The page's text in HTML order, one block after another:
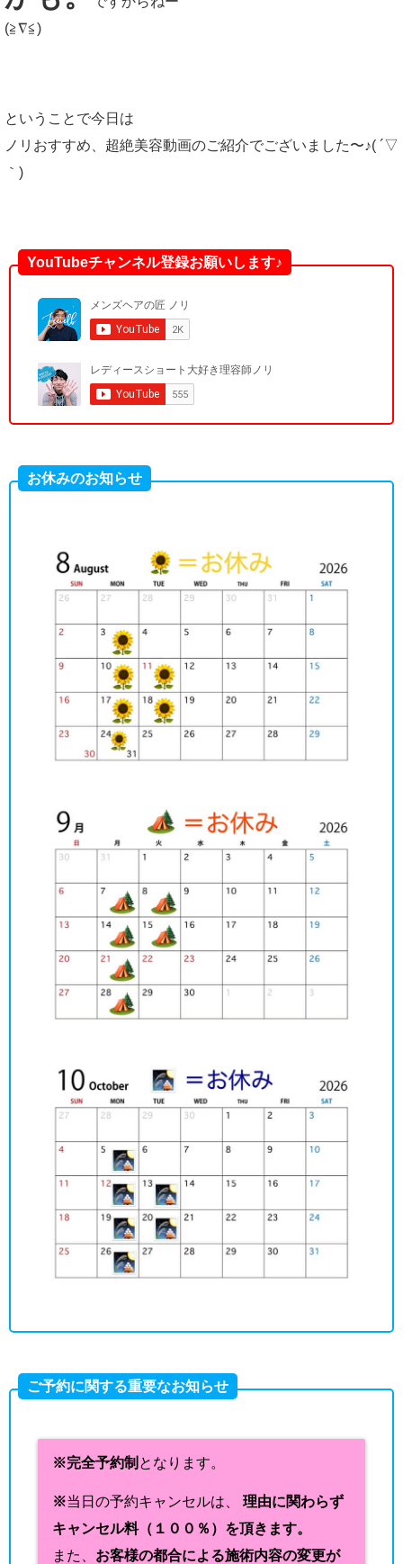
(≧∇≦)
ということで今日は
ノリおすすめ、超絶美容動画のご紹介でございました〜♪( ´▽
｀)
YouTubeチャンネル登録お願いします♪
お休みのお知らせ
ご予約に関する重要なお知らせ
※完全予約制 となります。
※当日の予約キャンセルは、 理由に関わらず
キャンセル料（１００％）を頂きます。
また、 お客様の都合による施術内容の変更が